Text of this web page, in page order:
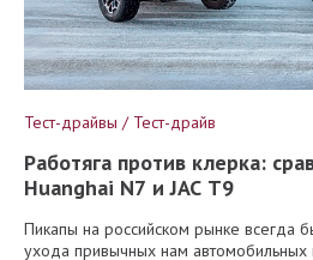
Тест-драйвы / Тест-драйв
Работяга против клерка:
Huanghai N7 и JAC T9
Пикапы на российском рынке всегда
ухода привычных нам автомобильных